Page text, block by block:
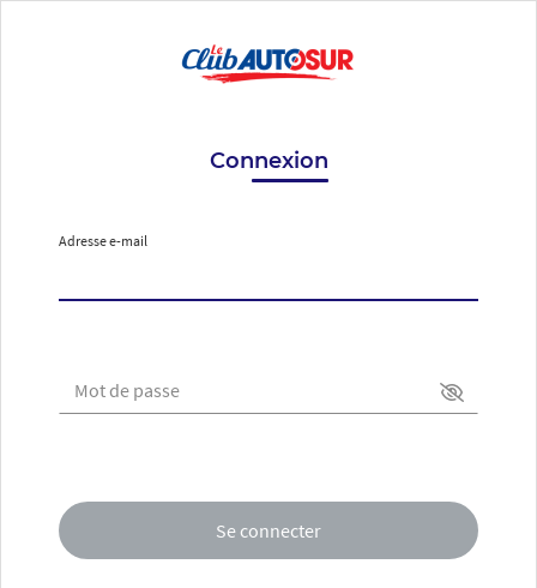
Connexion
Adresse e-mail
Mot de passe
Se connecter